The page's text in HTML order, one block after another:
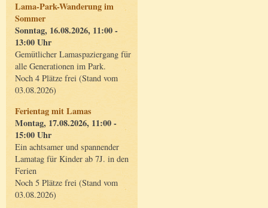
Lama-Park-Wanderung im
Sommer
Sonntag, 16.08.2026, 11:00 -
13:00 Uhr
Gemütlicher Lamaspaziergang für
alle Generationen im Park.
Noch 4 Plätze frei (Stand vom
03.08.2026)
Ferientag mit Lamas
Montag, 17.08.2026, 11:00 -
15:00 Uhr
Ein achtsamer und spannender
Lamatag für Kinder ab 7J. in den
Ferien
Noch 5 Plätze frei (Stand vom
03.08.2026)